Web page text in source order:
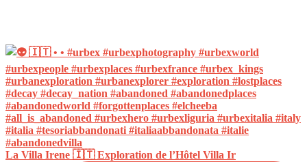
La Villa Irene 🇮🇹 Exploration de l’Hôtel Villa Ir